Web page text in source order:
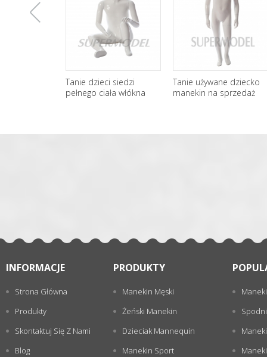
Tanie dzieci siedzi
pełnego ciała włókna
Tanie używane dziecko
manekin na sprzedaż
INFORMACJE
Strona Główna
Produkty
Skontaktuj Się Z Nami
Blog
PRODUKTY
Manekin Męski
Żeński Manekin
Dzieciak Mannequin
Manekin Sport